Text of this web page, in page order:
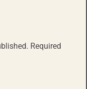
Required